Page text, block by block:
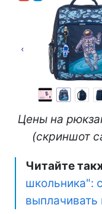
Цены на
(скриншот
Читайте
школьника":
выплачивать